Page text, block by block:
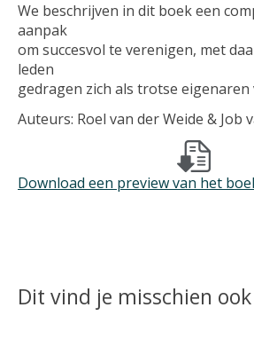
We beschrijven in dit boek een
aanpak
om succesvol te verenigen, met
leden
gedragen zich als trotse eigenaren
Auteurs: Roel van der Weide & Job
Download een preview van het
Dit vind je misschien